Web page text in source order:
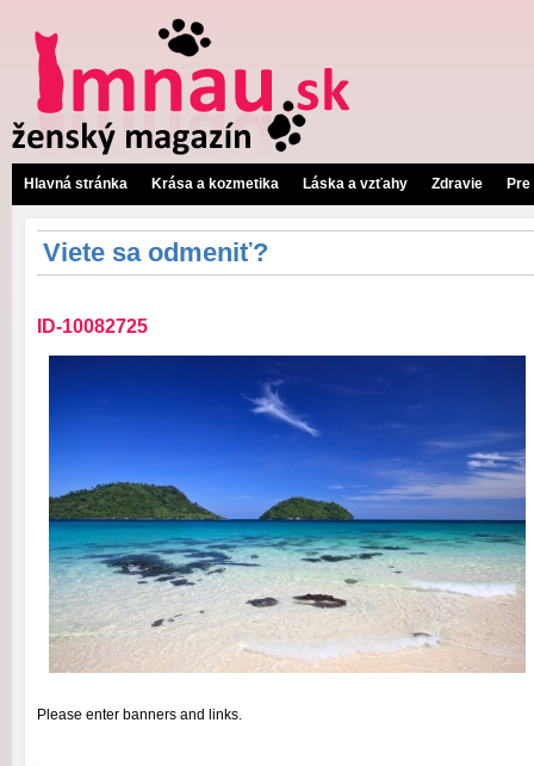
Hlavná stránka Krása a kozmetika Láska a vzťahy Zdravie
Viete sa odmeniť?
ID-10082725
Please enter banners and links.